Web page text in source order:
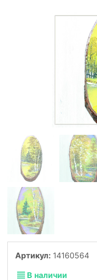
Артикул: 14160564
В наличии